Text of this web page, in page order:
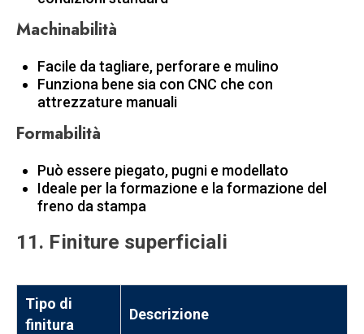
Machinabilità
Facile da tagliare, perforare e mulino
Funziona bene sia con CNC che con
attrezzature manuali
Formabilità
Può essere piegato, pugni e modellato
Ideale per la formazione e la formazione del
freno da stampa
11. Finiture superficiali
Tipo di
finitura
Descrizione